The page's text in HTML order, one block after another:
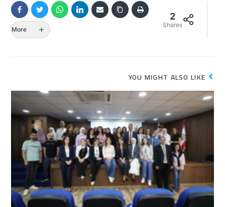
2
Shares
More
YOU MIGHT ALSO LIKE